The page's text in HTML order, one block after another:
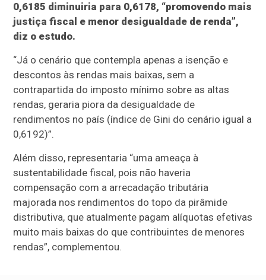
0,6185 diminuiria para 0,6178, “promovendo mais
justiça fiscal e menor desigualdade de renda”,
diz o estudo.
“Já o cenário que contempla apenas a isenção e
descontos às rendas mais baixas, sem a
contrapartida do imposto mínimo sobre as altas
rendas, geraria piora da desigualdade de
rendimentos no país (índice de Gini do cenário igual a
0,6192)”.
Além disso, representaria “uma ameaça à
sustentabilidade fiscal, pois não haveria
compensação com a arrecadação tributária
majorada nos rendimentos do topo da pirâmide
distributiva, que atualmente pagam alíquotas efetivas
muito mais baixas do que contribuintes de menores
rendas”, complementou.